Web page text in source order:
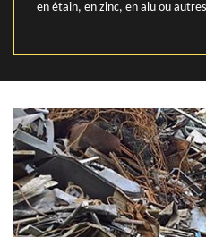
en étain, en zinc, en alu ou